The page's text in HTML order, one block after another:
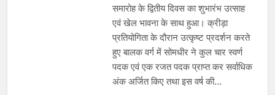
समारोह के द्वितीय दिवस का शुभारंभ उत्साह
एवं खेल भावना के साथ हुआ। क्रीड़ा
प्रतियोगिता के दौरान उत्कृष्ट प्रदर्शन करते
हुए बालक वर्ग में सोमधीर ने कुल चार स्वर्ण
पदक एवं एक रजत पदक प्राप्त कर सर्वाधिक
अंक अर्जित किए तथा इस वर्ष की…